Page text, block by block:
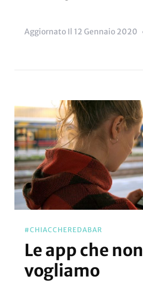
Aggiornato Il 12 Gennaio 2020
#CHIACCHEREDABAR
Le app che non
vogliamo